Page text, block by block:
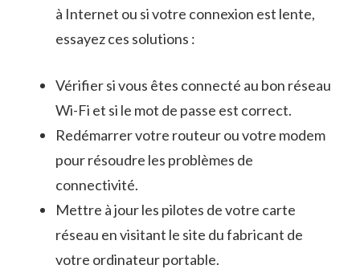
à Internet ou si votre connexion est lente,
essayez ces solutions​ :
Vérifier si vous êtes connecté au bon réseau ​
Wi-Fi et ⁣si le mot de passe est correct.
Redémarrer votre routeur ou votre modem
pour résoudre les problèmes de
connectivité.
Mettre⁣ à jour les pilotes de votre carte
réseau‌ en visitant le site du fabricant de
votre ordinateur portable.